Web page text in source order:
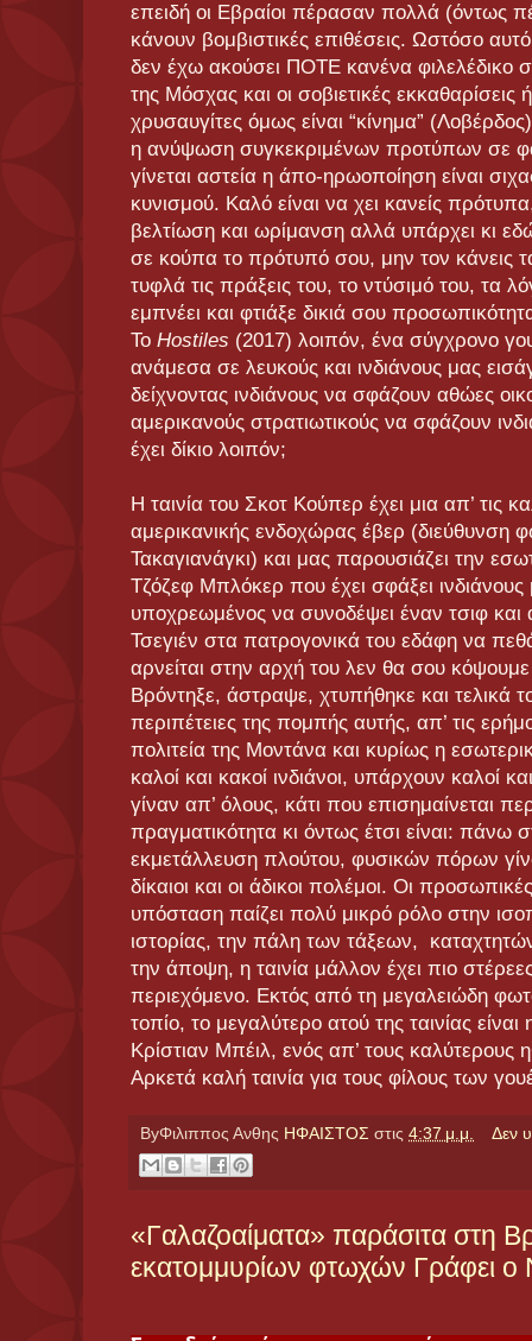
επειδή οι Εβραίοι πέρασαν πολλά (όντως
κάνουν βομβιστικές επιθέσεις. Ωστόσο
δεν έχω ακούσει ΠΟΤΕ κανένα φιλελέδικο
της Μόσχας και οι σοβιετικές
χρυσαυγίτες όμως είναι “κίνημα”
η ανύψωση συγκεκριμένων προτύπων σε
γίνεται αστεία η άπο-ηρωοποίηση είναι
κυνισμού. Καλό είναι να χει κανείς
βελτίωση και ωρίμανση αλλά υπάρχει κι
σε κούπα το πρότυπό σου, μην τον κάνεις
τυφλά τις πράξεις του, το ντύσιμό του, τα
εμπνέει και φτιάξε δικιά σου
Το Hostiles (2017) λοιπόν, ένα σύγχρονο
ανάμεσα σε λευκούς και ινδιάνους μας
δείχνοντας ινδιάνους να σφάζουν αθώες
αμερικανούς στρατιωτικούς να σφάζουν
έχει δίκιο λοιπόν;
Η ταινία του Σκοτ Κούπερ έχει μια απ’ τις
αμερικανικής ενδοχώρας έβερ
Τακαγιανάγκι) και μας παρουσιάζει την
Τζόζεφ Μπλόκερ που έχει σφάξει
υποχρεωμένος να συνοδέψει έναν τσιφ
Τσεγιέν στα πατρογονικά του εδάφη να
αρνείται στην αρχή του λεν θα σου
Βρόντηξε, άστραψε, χτυπήθηκε και τελικά
περιπέτειες της πομπής αυτής, απ’ τις
πολιτεία της Μοντάνα και κυρίως η
καλοί και κακοί ινδιάνοι, υπάρχουν καλοί
γίναν απ’ όλους, κάτι που επισημαίνεται
πραγματικότητα κι όντως έτσι είναι: πάνω
εκμετάλλευση πλούτου, φυσικών πόρων
δίκαιοι και οι άδικοι πολέμοι. Οι
υπόσταση παίζει πολύ μικρό ρόλο στην
ιστορίας, την πάλη των τάξεων,
την άποψη, η ταινία μάλλον έχει πιο
περιεχόμενο. Εκτός από τη μεγαλειώδη
τοπίο, το μεγαλύτερο ατού της ταινίας
Κρίστιαν Μπέιλ, ενός απ’ τους καλύτερους
Αρκετά καλή ταινία για τους φίλους των
ByΦιλιππος Ανθης ΗΦΑΙΣΤΟΣ στις 4:37 μ.μ. Δεν
«Γαλαζοαίματα» παράσιτα στη
εκατομμυρίων φτωχών Γράφει ο